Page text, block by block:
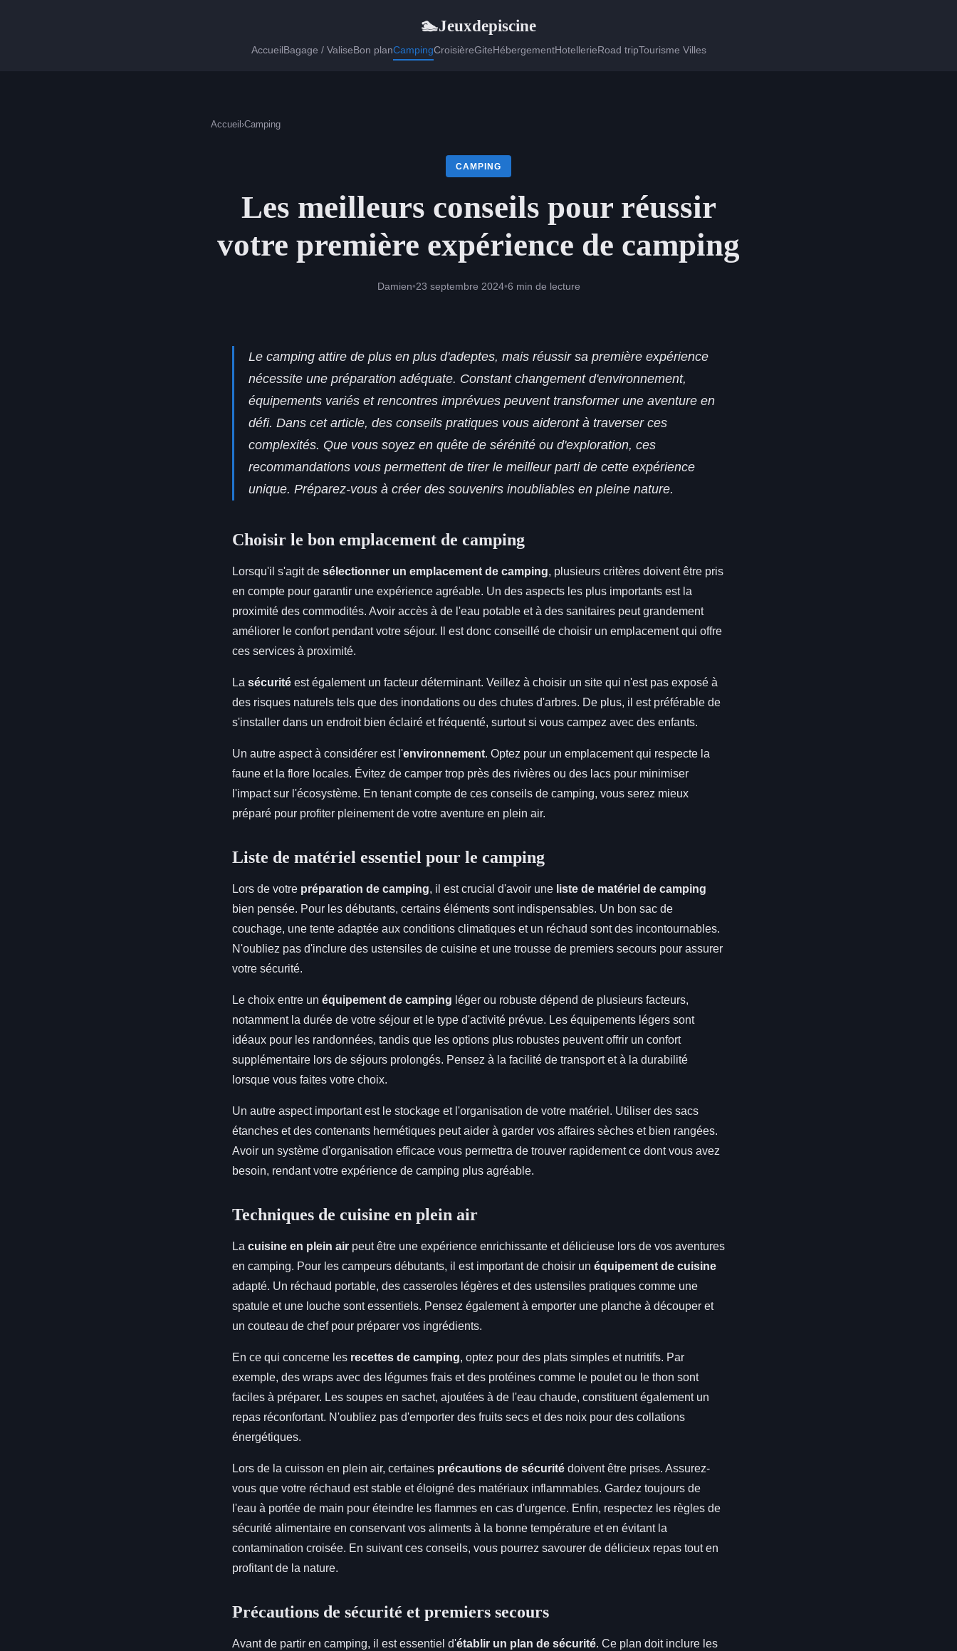
🏊Jeuxdepiscine
AccueilBagage / ValiseBon planCampingCroisièreGiteHébergementHotellerieRoad tripTourisme Villes
Accueil ›Camping
CAMPING
Les meilleurs conseils pour réussir
votre première expérience de camping
Damien•23 septembre 2024•6 min de lecture
Le camping attire de plus en plus d'adeptes, mais réussir sa première expérience
nécessite une préparation adéquate. Constant changement d'environnement,
équipements variés et rencontres imprévues peuvent transformer une aventure en
défi. Dans cet article, des conseils pratiques vous aideront à traverser ces
complexités. Que vous soyez en quête de sérénité ou d'exploration, ces
recommandations vous permettent de tirer le meilleur parti de cette expérience
unique. Préparez-vous à créer des souvenirs inoubliables en pleine nature.
Choisir le bon emplacement de camping
Lorsqu'il s'agit de sélectionner un emplacement de camping, plusieurs critères doivent être pris
en compte pour garantir une expérience agréable. Un des aspects les plus importants est la
proximité des commodités. Avoir accès à de l'eau potable et à des sanitaires peut grandement
améliorer le confort pendant votre séjour. Il est donc conseillé de choisir un emplacement qui offre
ces services à proximité.
La sécurité est également un facteur déterminant. Veillez à choisir un site qui n'est pas exposé à
des risques naturels tels que des inondations ou des chutes d'arbres. De plus, il est préférable de
s'installer dans un endroit bien éclairé et fréquenté, surtout si vous campez avec des enfants.
Un autre aspect à considérer est l'environnement. Optez pour un emplacement qui respecte la
faune et la flore locales. Évitez de camper trop près des rivières ou des lacs pour minimiser
l'impact sur l'écosystème. En tenant compte de ces conseils de camping, vous serez mieux
préparé pour profiter pleinement de votre aventure en plein air.
Liste de matériel essentiel pour le camping
Lors de votre préparation de camping, il est crucial d'avoir une liste de matériel de camping
bien pensée. Pour les débutants, certains éléments sont indispensables. Un bon sac de
couchage, une tente adaptée aux conditions climatiques et un réchaud sont des incontournables.
N'oubliez pas d'inclure des ustensiles de cuisine et une trousse de premiers secours pour assurer
votre sécurité.
Le choix entre un équipement de camping léger ou robuste dépend de plusieurs facteurs,
notamment la durée de votre séjour et le type d'activité prévue. Les équipements légers sont
idéaux pour les randonnées, tandis que les options plus robustes peuvent offrir un confort
supplémentaire lors de séjours prolongés. Pensez à la facilité de transport et à la durabilité
lorsque vous faites votre choix.
Un autre aspect important est le stockage et l'organisation de votre matériel. Utiliser des sacs
étanches et des contenants hermétiques peut aider à garder vos affaires sèches et bien rangées.
Avoir un système d'organisation efficace vous permettra de trouver rapidement ce dont vous avez
besoin, rendant votre expérience de camping plus agréable.
Techniques de cuisine en plein air
La cuisine en plein air peut être une expérience enrichissante et délicieuse lors de vos aventures
en camping. Pour les campeurs débutants, il est important de choisir un équipement de cuisine
adapté. Un réchaud portable, des casseroles légères et des ustensiles pratiques comme une
spatule et une louche sont essentiels. Pensez également à emporter une planche à découper et
un couteau de chef pour préparer vos ingrédients.
En ce qui concerne les recettes de camping, optez pour des plats simples et nutritifs. Par
exemple, des wraps avec des légumes frais et des protéines comme le poulet ou le thon sont
faciles à préparer. Les soupes en sachet, ajoutées à de l'eau chaude, constituent également un
repas réconfortant. N'oubliez pas d'emporter des fruits secs et des noix pour des collations
énergétiques.
Lors de la cuisson en plein air, certaines précautions de sécurité doivent être prises. Assurez-
vous que votre réchaud est stable et éloigné des matériaux inflammables. Gardez toujours de
l'eau à portée de main pour éteindre les flammes en cas d'urgence. Enfin, respectez les règles de
sécurité alimentaire en conservant vos aliments à la bonne température et en évitant la
contamination croisée. En suivant ces conseils, vous pourrez savourer de délicieux repas tout en
profitant de la nature.
Précautions de sécurité et premiers secours
Avant de partir en camping, il est essentiel d'établir un plan de sécurité. Ce plan doit inclure les